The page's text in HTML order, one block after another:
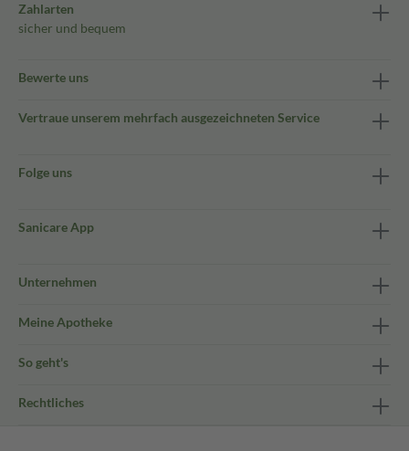
Zahlarten
sicher und bequem
Bewerte uns
Vertraue unserem mehrfach ausgezeichneten Service
Folge uns
Sanicare App
Unternehmen
Meine Apotheke
So geht's
Rechtliches